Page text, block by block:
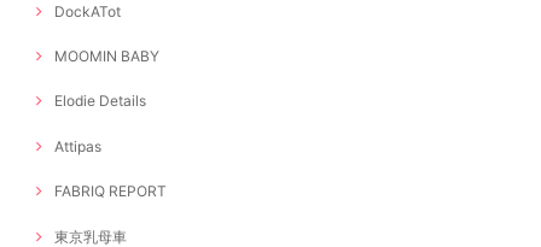
DockATot
MOOMIN BABY
Elodie Details
Attipas
FABRIQ REPORT
東京乳母車